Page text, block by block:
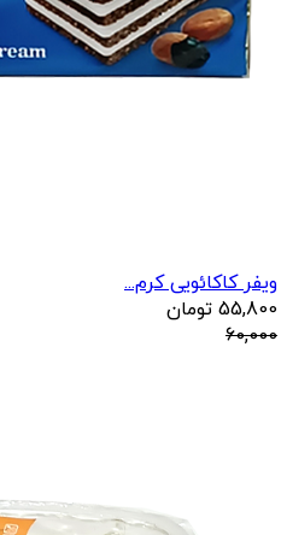
ویفر کاکائویی کرم...
55,800 تومان
60,000